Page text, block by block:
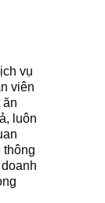
vụ
viên
ăn
luôn
thông